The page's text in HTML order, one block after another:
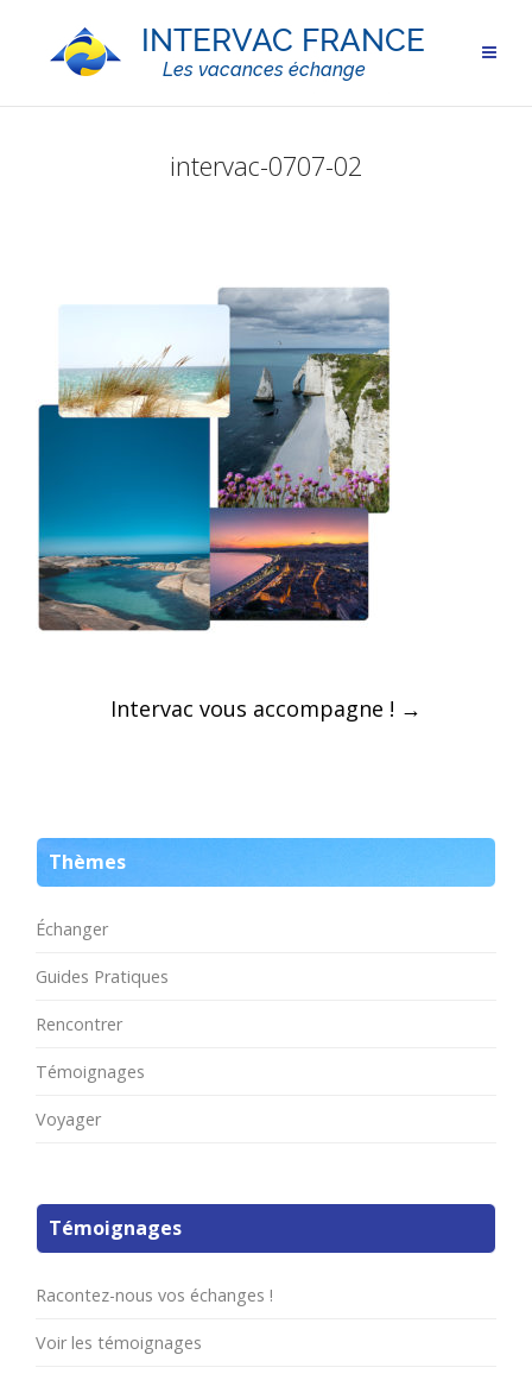
intervac-0707-02
PostIntervac vous accompagne ! →
Thèmes
Échanger
Guides Pratiques
Rencontrer
Témoignages
Voyager
Témoignages
Racontez-nous vos échanges !
Voir les témoignages